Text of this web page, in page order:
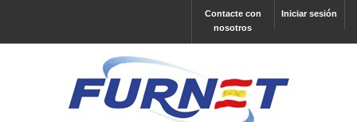
Iniciar sesión
Contacte con
nosotros